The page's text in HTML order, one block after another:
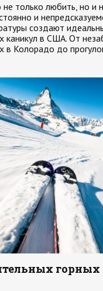
не только любить, но и
и
создают
каникул в США. От
в Колорадо до
горных